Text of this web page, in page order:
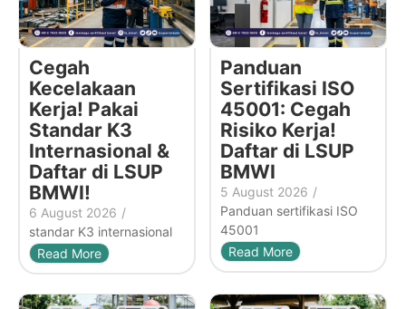
Cegah
Kecelakaan
Kerja! Pakai
Standar K3
Internasional &
Daftar di LSUP
BMWI!
6 August 2026 /
standar K3 internasional
Read More
Panduan
Sertifikasi ISO
45001: Cegah
Risiko Kerja!
Daftar di LSUP
BMWI
5 August 2026 /
Panduan sertifikasi ISO
45001
Read More